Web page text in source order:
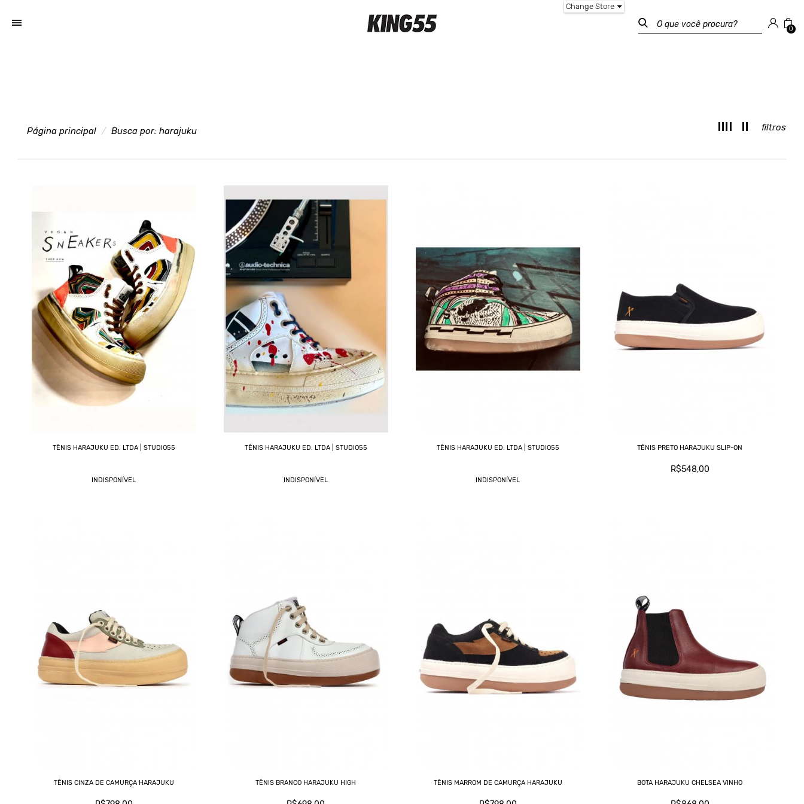
Change Store
0
Página principal Busca por: harajuku filtros
TÊNIS HARAJUKU ED. LTDA | STUDIO55
INDISPONÍVEL
TÊNIS HARAJUKU ED. LTDA | STUDIO55
INDISPONÍVEL
TÊNIS HARAJUKU ED. LTDA | STUDIO55
INDISPONÍVEL
TÊNIS PRETO HARAJUKU SLIP-ON
R$548,00
TÊNIS CINZA DE CAMURÇA HARAJUKU TÊNIS BRANCO HARAJUKU HIGH TÊNIS MARROM DE CAMURÇA HARAJUKU BOTA HARAJUKU CHELSEA VINHO